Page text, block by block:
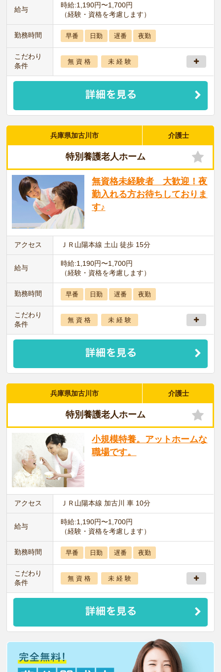
給与
時給:1,190円〜1,700円
（経験・資格を考慮します）
勤務時間 早番 日勤 遅番 夜勤
こだわり
条件
無 資 格 未 経 験
兵庫県加古川市 介護士
特別養護老人ホーム
無資格未経験者 大歓迎！夜
勤入れる方お待ちしておりま
す♪
アクセス ＪＲ山陽本線 土山 徒歩 15分
給与
時給:1,190円〜1,700円
（経験・資格を考慮します）
勤務時間 早番 日勤 遅番 夜勤
こだわり
条件
無 資 格 未 経 験
兵庫県加古川市 介護士
特別養護老人ホーム
小規模特養。アットホームな
職場です。
アクセス ＪＲ山陽本線 加古川 車 10分
給与
時給:1,190円〜1,700円
（経験・資格を考慮します）
勤務時間 早番 日勤 遅番 夜勤
こだわり
条件
無 資 格 未 経 験